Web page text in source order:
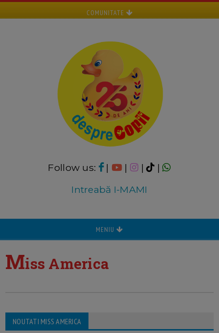
COMUNITATE
Follow us: | | |
|
Intreabă I-MAMI
MENIU
Miss America
NOUTATI MISS AMERICA